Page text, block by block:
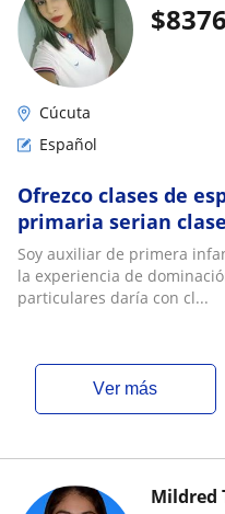
$8376
Cúcuta
Español
Ofrezco clases de
primaria serian
Soy auxiliar de primera
la experiencia de
particulares daría con cl...
ver más
Mildred